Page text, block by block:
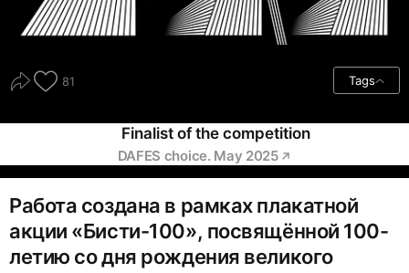
81 Tags
Finalist of the competition
DAFES choice. May 2025
Работа создана в рамках плакатной
акции «Бисти-100», посвящённой 100-
летию со дня рождения великого